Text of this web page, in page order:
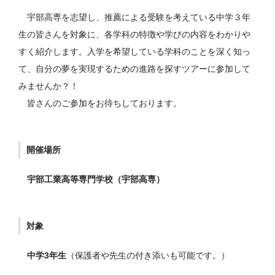
宇部高専を志望し、推薦による受験を考えている中学３年
生の皆さんを対象に、各学科の特徴や学びの内容をわかりや
すく紹介します。入学を希望している学科のことを深く知っ
て、自分の夢を実現するための進路を探すツアーに参加して
みませんか？！
皆さんのご参加をお待ちしております。
開催場所
宇部工業高等専門学校（宇部高専）
対象
中学3年生 （保護者や先生の付き添いも可能です。）